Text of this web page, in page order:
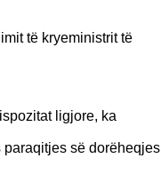
të kryeministrit të
ligjore, ka
së dorëheqjes